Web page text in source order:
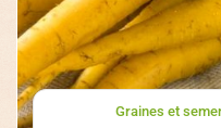
Graines et